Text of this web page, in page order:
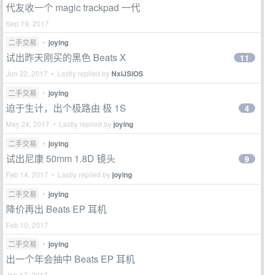
代友收一个 magic trackpad 一代
Sep 19, 2017
二手交易
• joying
试出昨天刚买的黑色 Beats X
Jun 22, 2017 • Lastly replied byNxiJSiOS
11
二手交易 • joying
迫于生计，出个极路由 极 1S
May 24, 2017 • Lastly replied by joying
4
二手交易 • joying
试出尼康 50mm 1.8D 镜头
Feb 14, 2017 • Lastly replied by joying
9
二手交易 • joying
降价再出 Beats EP 耳机
Feb 10, 2017
二手交易
• joying
出一个年会抽中 Beats EP 耳机